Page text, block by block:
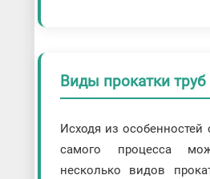
Виды прокатки труб
Исходя из особенностей
самого процесса
несколько видов